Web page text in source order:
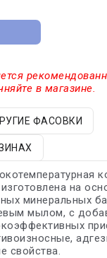
в магазине.
ФАСОВКИ
на
минеральных
мылом, с
свойства.